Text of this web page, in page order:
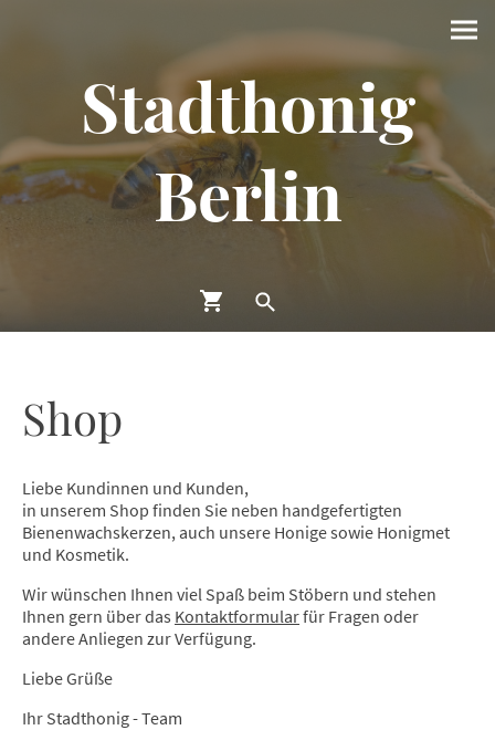
Stadthonig
Berlin
Shop
Liebe Kundinnen und Kunden,
in unserem Shop finden Sie neben handgefertigten
Bienenwachskerzen, auch unsere Honige sowie Honigmet
und Kosmetik.
Wir wünschen Ihnen viel Spaß beim Stöbern und stehen
Ihnen gern über das Kontaktformularfür Fragen oder
andere Anliegen zur Verfügung.
Liebe Grüße
Ihr Stadthonig - Team